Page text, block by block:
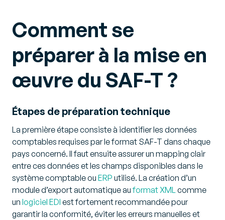
Comment se
préparer à la mise en
œuvre du SAF-T ?
Étapes de préparation technique
La première étape consiste à identifier les données
comptables requises par le format SAF-T dans chaque
pays concerné. Il faut ensuite assurer un mapping clair
entre ces données et les champs disponibles dans le
système comptable ou ERP utilisé. La création d’un
module d’export automatique auformat XMLcomme
un logiciel EDI est fortement recommandée pour
garantir la conformité, éviter les erreurs manuelles et